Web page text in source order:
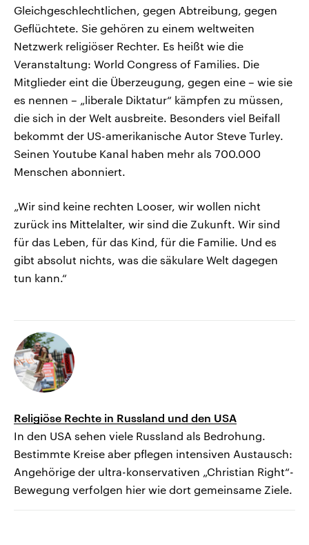
Gleichgeschlechtlichen, gegen Abtreibung, gegen
Geflüchtete. Sie gehören zu einem weltweiten
Netzwerk religiöser Rechter. Es heißt wie die
Veranstaltung: World Congress of Families. Die
Mitglieder eint die Überzeugung, gegen eine – wie sie
es nennen – „liberale Diktatur“ kämpfen zu müssen,
die sich in der Welt ausbreite. Besonders viel Beifall
bekommt der US-amerikanische Autor Steve Turley.
Seinen Youtube Kanal haben mehr als 700.000
Menschen abonniert.
„Wir sind keine rechten Looser, wir wollen nicht
zurück ins Mittelalter, wir sind die Zukunft. Wir sind
für das Leben, für das Kind, für die Familie. Und es
gibt absolut nichts, was die säkulare Welt dagegen
tun kann.“
Religiöse Rechte in Russland und den USA
In den USA sehen viele Russland als Bedrohung.
Bestimmte Kreise aber pflegen intensiven Austausch:
Angehörige der ultra-konservativen „Christian Right“-
Bewegung verfolgen hier wie dort gemeinsame Ziele.